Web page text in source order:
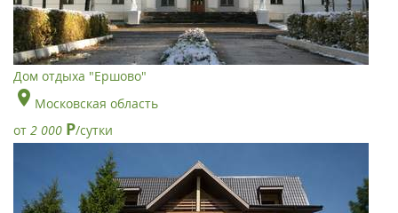
Дом отдыха "Ершово"
Московская область
от 2 000 Р/сутки